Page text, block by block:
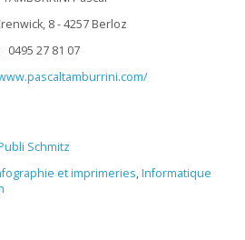
8 - 4257 Berloz
0495 27 81 07
Schmitz
et imprimeries,Informatique